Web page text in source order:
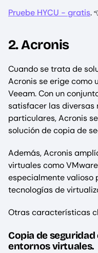
Pruebe HYCU - gratis.
2. Acronis
Cuando se trata de
Acronis se erige como
Veeam. Con un
satisfacer las diversas
particulares, Acronis
solución de copia de
Además, Acronis
virtuales como
especialmente valioso
tecnologías de
Otras características
Copia de
entornos virtuales.